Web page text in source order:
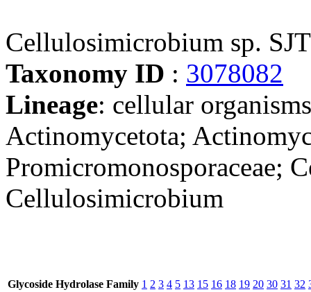
Cellulosimicrobium sp.
Taxonomy ID : 3078082
Lineage: cellular
Actinomycetota;
Promicromonosporaceae;
Cellulosimicrobium
Glycoside Hydrolase Family 1 2 3 4 5 13 15 16 18 19 20 30 31 32